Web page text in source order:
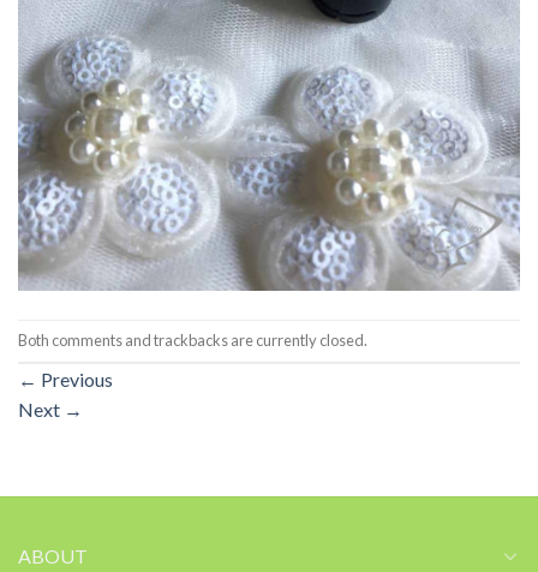
Both comments and trackbacks are currently closed.
← Previous
Next →
ABOUT